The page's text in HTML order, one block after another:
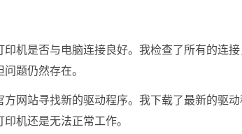
印机是否与电脑连接良好。我检查了所有的连
题仍然存在。
方网站寻找新的驱动程序。我下载了最新的驱
机还是无法正常工作。